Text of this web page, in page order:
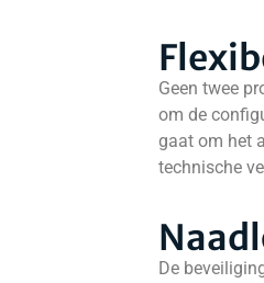
Geen twee
om de
gaat om het
technische
De